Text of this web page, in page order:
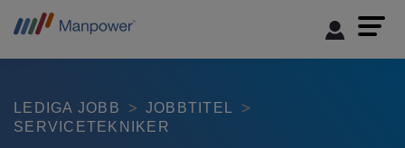
LEDIGA JOBB
JOBBTITEL
SERVICETEKNIKER